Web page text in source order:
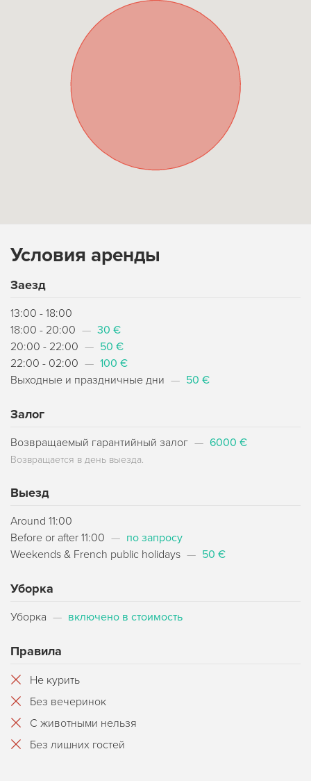
Условия аренды
Заезд
13:00 - 18:00
18:00 - 20:00 — 30 €
20:00 - 22:00 — 50 €
22:00 - 02:00 — 100 €
Выходные и праздничные дни — 50 €
Залог
Возвращаемый гарантийный залог — 6000 €
Возвращается в день выезда.
Выезд
Around 11:00
Before or after 11:00 — по запросу
Weekends & French public holidays — 50 €
Уборка
Уборка — включено в стоимость
Правила
Не курить
Без вечеринок
С животными нельзя
Без лишних гостей